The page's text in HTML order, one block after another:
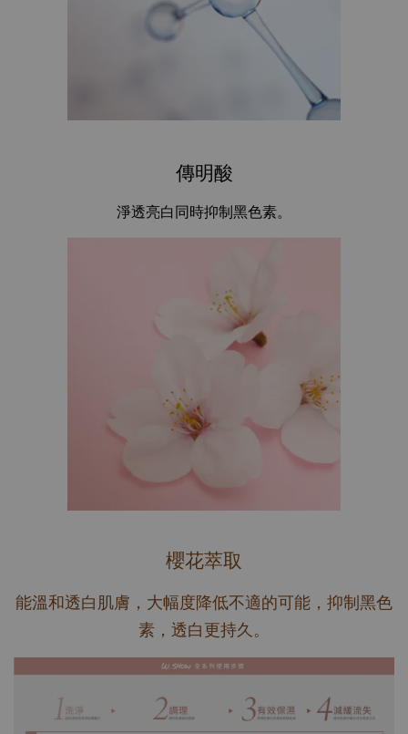
傳明酸
淨透亮白同時抑制黑色素。
櫻花萃取
能溫和透白肌膚，大幅度降低不適的可能，抑制黑色
素，透白更持久。